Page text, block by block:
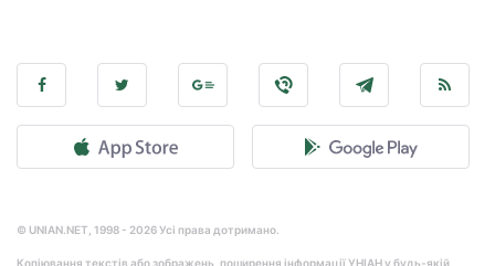
© UNIAN.NET, 1998 - 2026 Усі права дотримано.
Копіювання текстів або зображень, поширення інформації УНІАН у будь-якій